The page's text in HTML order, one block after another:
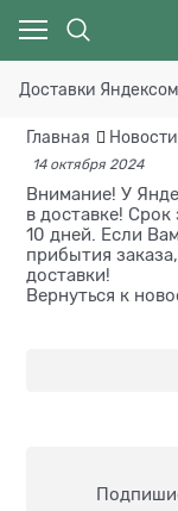
Доставки
Главная Новости
14 октября 2024
Внимание! У
в доставке!
10 дней. Если
прибытия
доставки!
Вернуться к